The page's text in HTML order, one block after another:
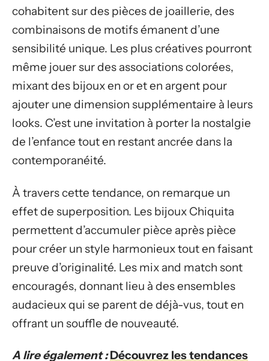
cohabitent sur des pièces de joaillerie, des
combinaisons de motifs émanent d’une
sensibilité unique. Les plus créatives pourront
même jouer sur des associations colorées,
mixant des bijoux en or et en argent pour
ajouter une dimension supplémentaire à leurs
looks. C’est une invitation à porter la nostalgie
de l’enfance tout en restant ancrée dans la
contemporanéité.
À travers cette tendance, on remarque un
effet de superposition. Les bijoux Chiquita
permettent d’accumuler pièce après pièce
pour créer un style harmonieux tout en faisant
preuve d’originalité. Les mix and match sont
encouragés, donnant lieu à des ensembles
audacieux qui se parent de déjà-vus, tout en
offrant un souffle de nouveauté.
A lire également : Découvrez les tendances